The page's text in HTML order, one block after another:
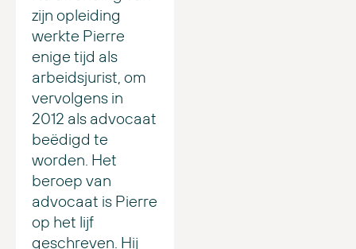
zijn opleiding
werkte Pierre
enige tijd als
arbeidsjurist, om
vervolgens in
2012 als advocaat
beëdigd te
worden. Het
beroep van
advocaat is Pierre
op het lijf
geschreven. Hij